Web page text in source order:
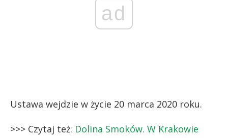
ad
Ustawa wejdzie w życie 20 marca 2020 roku.
>>> Czytaj też: Dolina Smoków. W Krakowie